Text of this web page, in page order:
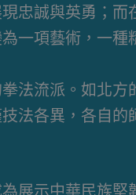
忠誠與英勇；
一項藝術，一種
法流派。如北
法各異，各自